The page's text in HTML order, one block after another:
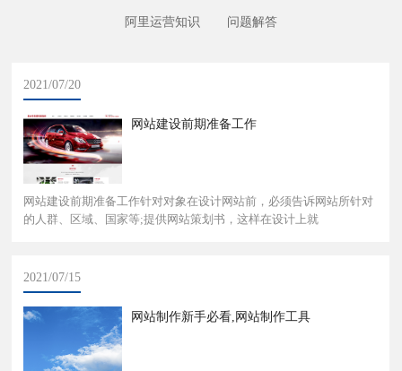
阿里运营知识 问题解答
2021/07/20
网站建设前期准备工作
网站建设前期准备工作针对对象在设计网站前，必须告诉网站所针对
的人群、区域、国家等;提供网站策划书，这样在设计上就
2021/07/15
网站制作新手必看,网站制作工具